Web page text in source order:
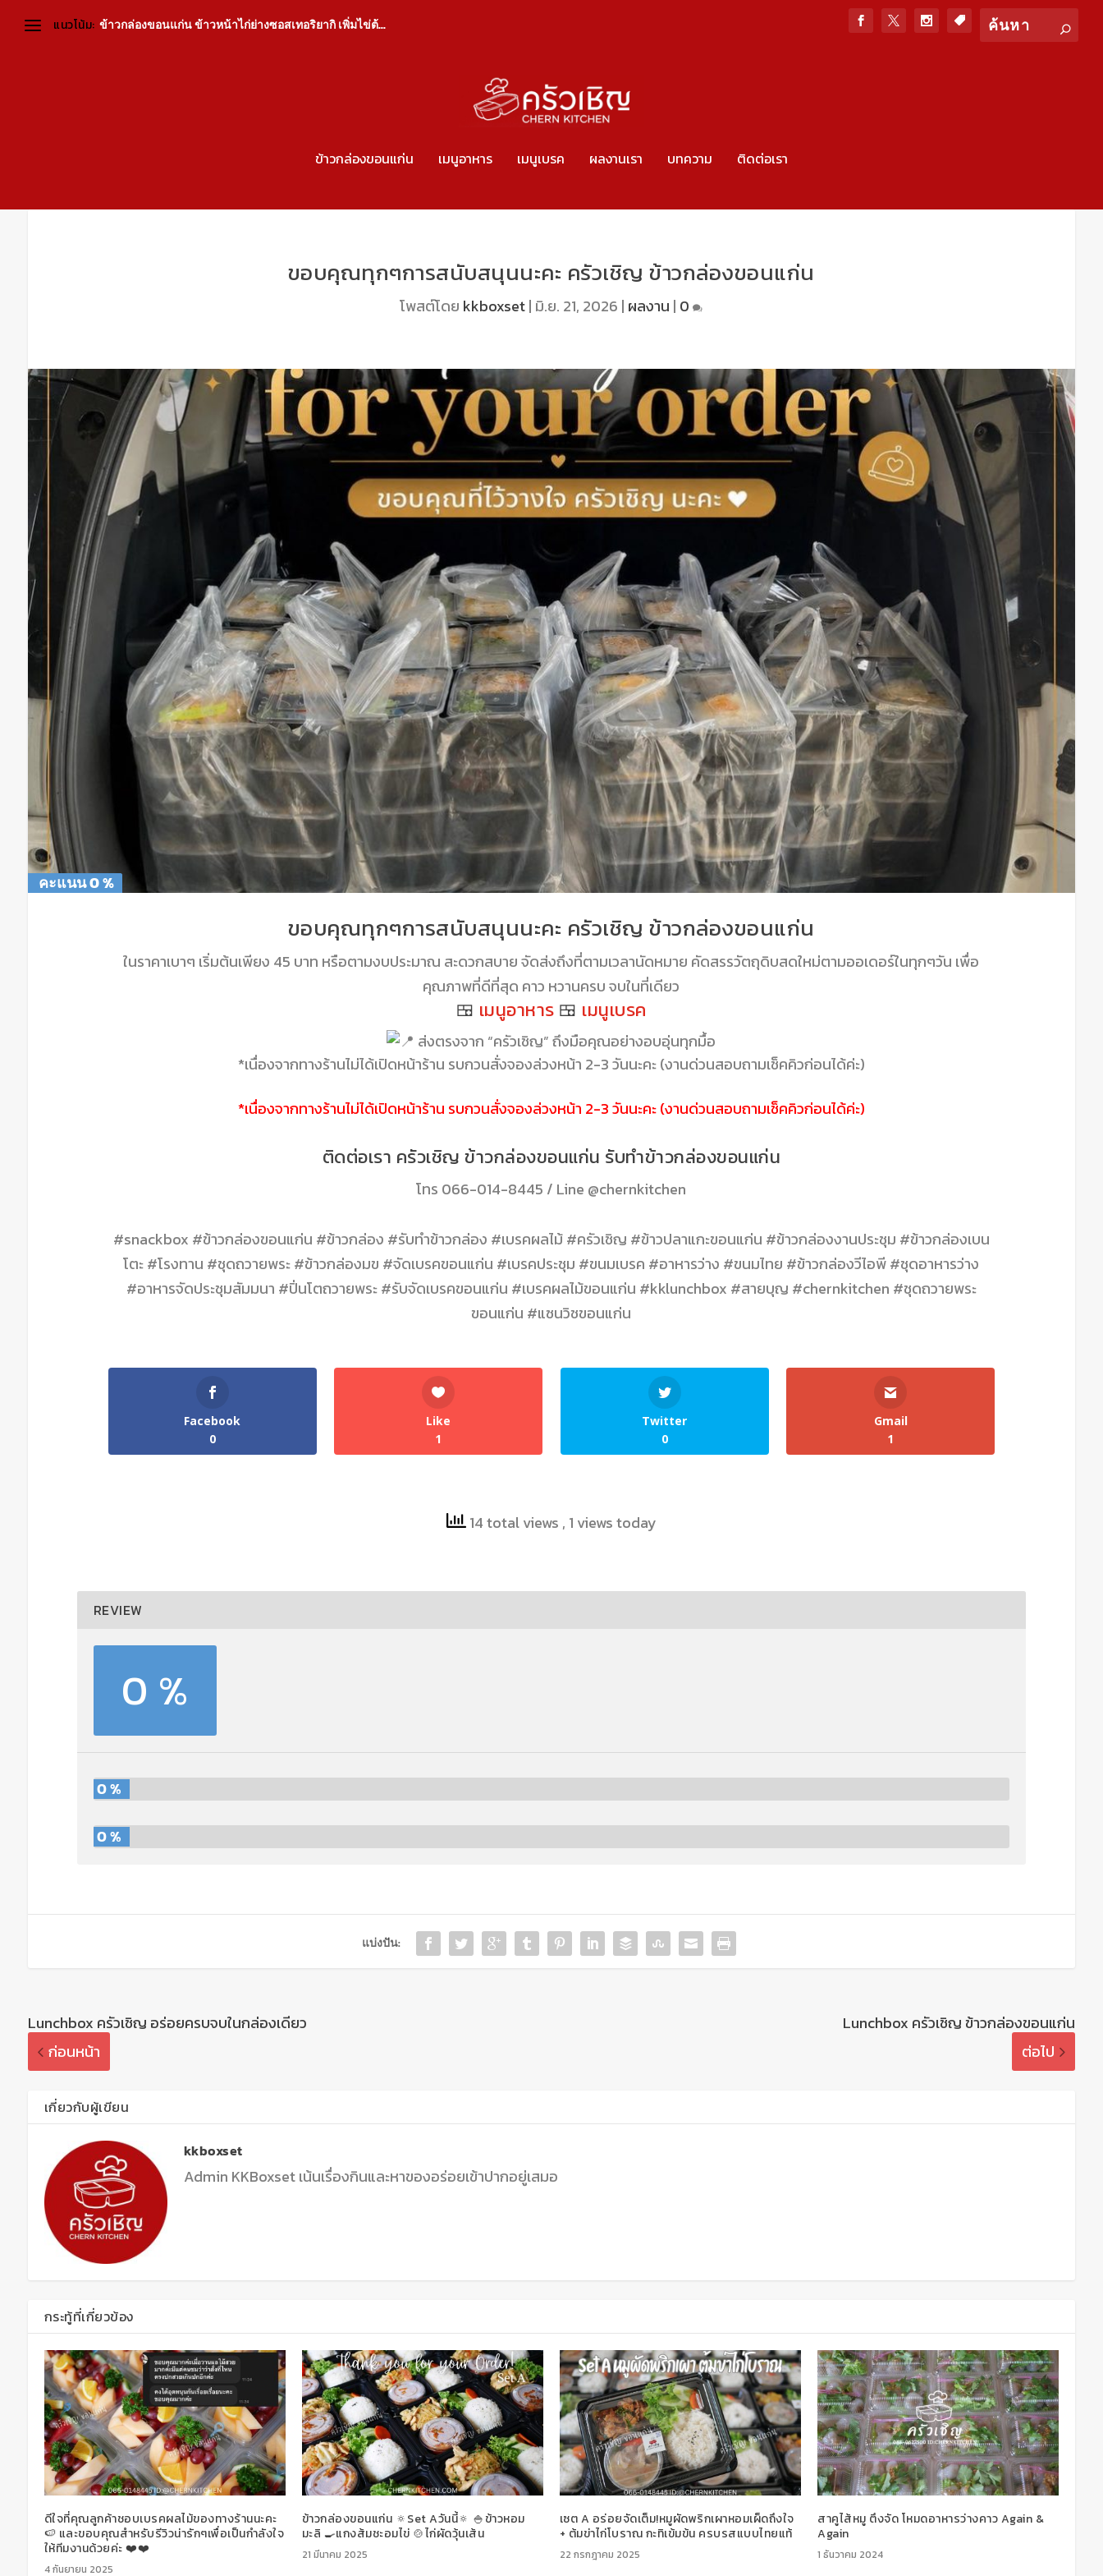
แนวโน้ม: ข้าวกล่องขอนแก่น ข้าวหน้าไก่ย่างซอสเทอริยากิ เพิ่มไข่ต้...
ข้าวกล่องขอนแก่น เมนูอาหาร เมนูเบรค ผลงานเรา บทความ ติดต่อเรา
ขอบคุณทุกๆการสนับสนุนนะคะ ครัวเชิญ ข้าวกล่องขอนแก่น
โพสต์โดย kkboxset| มิ.ย. 21, 2026 | ผลงาน | 0
คะแนน 0 %
คะแนน 0 %
ขอบคุณทุกๆการสนับสนุนนะคะ ครัวเชิญ ข้าวกล่องขอนแก่น
ในราคาเบาๆ เริ่มต้นเพียง 45 บาท หรือตามงบประมาณ สะดวกสบาย จัดส่งถึงที่ตามเวลานัดหมาย คัดสรรวัตถุดิบสดใหม่ตามออเดอร์ในทุกๆวัน เพื่อ
คุณภาพที่ดีที่สุด คาว หวานครบ จบในที่เดียว
🍱 เมนูอาหาร 🍱 เมนูเบรค
ส่งตรงจาก “ครัวเชิญ” ถึงมือคุณอย่างอบอุ่นทุกมื้อ
*เนื่องจากทางร้านไม่ได้เปิดหน้าร้าน รบกวนสั่งจองล่วงหน้า 2-3 วันนะคะ (งานด่วนสอบถามเช็คคิวก่อนได้ค่ะ)
*เนื่องจากทางร้านไม่ได้เปิดหน้าร้าน รบกวนสั่งจองล่วงหน้า 2-3 วันนะคะ (งานด่วนสอบถามเช็คคิวก่อนได้ค่ะ)
ติดต่อเรา ครัวเชิญ ข้าวกล่องขอนแก่น รับทำข้าวกล่องขอนแก่น
โทร 066-014-8445 / Line @chernkitchen
#snackbox #ข้าวกล่องขอนแก่น #ข้าวกล่อง #รับทำข้าวกล่อง #เบรคผลไม้ #ครัวเชิญ #ข้าวปลาแกะขอนแก่น #ข้าวกล่องงานประชุม #ข้าวกล่องเบน
โตะ #โรงทาน #ชุดถวายพระ #ข้าวกล่องมข #จัดเบรคขอนแก่น #เบรคประชุม #ขนมเบรค #อาหารว่าง #ขนมไทย #ข้าวกล่องวีไอพี #ชุดอาหารว่าง
#อาหารจัดประชุมสัมมนา #ปิ่นโตถวายพระ #รับจัดเบรคขอนแก่น #เบรคผลไม้ขอนแก่น #kklunchbox #สายบุญ #chernkitchen #ชุดถวายพระ
ขอนแก่น #แซนวิชขอนแก่น
Facebook
0
Like
1
Twitter
0
Gmail
1
14 total views , 1 views today
REVIEW
0 %
0 %
0 %
แบ่งปัน:
Lunchbox ครัวเชิญ อร่อยครบจบในกล่องเดียว
ก่อนหน้า
Lunchbox ครัวเชิญ ข้าวกล่องขอนแก่น
ต่อไป
เกี่ยวกับผู้เขียน
kkboxset
Admin KKBoxset เน้นเรื่องกินและหาของอร่อยเข้าปากอยู่เสมอ
กระทู้ที่เกี่ยวข้อง
ดีใจที่คุณลูกค้าชอบเบรคผลไม้ของทางร้านนะคะ
🍉 และขอบคุณสำหรับรีวิวน่ารักๆเพื่อเป็นกำลังใจ
ให้ทีมงานด้วยค่ะ ❤️❤️
4 กันยายน 2025
ข้าวกล่องขอนแก่น 🔅Set Aวันนี้🔅 🍚ข้าวหอม
มะลิ 🍳แกงส้มชะอมไข่ 🍲ไก่ผัดวุ้นเส้น
21 มีนาคม 2025
เซต A อร่อยจัดเต็ม!หมูผัดพริกเผาหอมเผ็ดถึงใจ
+ ต้มข่าไก่โบราณ กะทิเข้มข้น ครบรสแบบไทยแท้
22 กรกฎาคม 2025
สาคูไส้หมู ตึงจัด โหมดอาหารว่างคาว Again &
Again
1 ธันวาคม 2024